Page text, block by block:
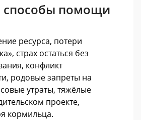
помощи
ресурса, потери
страх остаться без
конфликт
родовые запреты на
утраты, тяжёлые
проекте,
кормильца.